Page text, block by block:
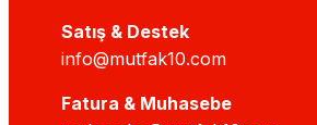
Satış & Destek
info@mutfak10.com
Fatura & Muhasebe